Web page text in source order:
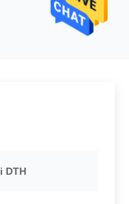
DTH